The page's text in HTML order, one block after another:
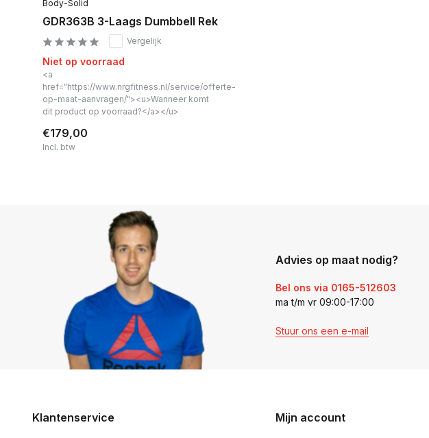
Body-Solid
GDR363B 3-Laags Dumbbell Rek
Vergelijk
Niet op voorraad
<a
href="https://www.nrgfitness.nl/service/offerte-
op-maat-aanvragen/"><u>Wanneer komt
dit product op voorraad?</a></u>
€179,00
Incl. btw
Advies op maat nodig?
Bel ons via 0165-512603
ma t/m vr 09:00-17:00
Stuur ons een e-mail
Klantenservice Mijn account